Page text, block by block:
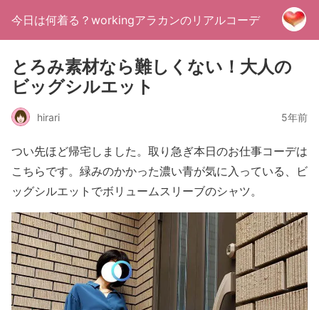
今日は何着る？workingアラカンのリアルコーデ
とろみ素材なら難しくない！大人の
ビッグシルエット
hirari 5年前
つい先ほど帰宅しました。取り急ぎ本日のお仕事コーデは
こちらです。緑みのかかった濃い青が気に入っている、ビ
ッグシルエットでボリュームスリーブのシャツ。